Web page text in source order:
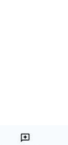
reviews